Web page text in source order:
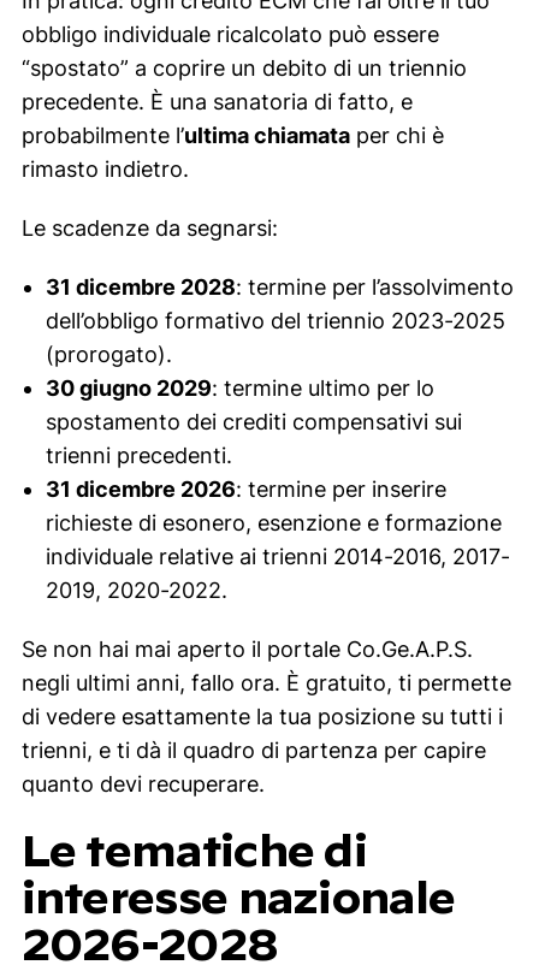
obbligo individuale ricalcolato può essere
“spostato” a coprire un debito di un triennio
precedente. È una sanatoria di fatto, e
probabilmente l’ultima chiamataper chi è
rimasto indietro.
Le scadenze da segnarsi:
31 dicembre 2028: termine per l’assolvimento
dell’obbligo formativo del triennio 2023-2025
(prorogato).
30 giugno 2029: termine ultimo per lo
spostamento dei crediti compensativi sui
trienni precedenti.
31 dicembre 2026: termine per inserire
richieste di esonero, esenzione e formazione
individuale relative ai trienni 2014-2016, 2017-
2019, 2020-2022.
Se non hai mai aperto il portale Co.Ge.A.P.S.
negli ultimi anni, fallo ora. È gratuito, ti permette
di vedere esattamente la tua posizione su tutti i
trienni, e ti dà il quadro di partenza per capire
quanto devi recuperare.
Le tematiche di
interesse nazionale
2026-2028